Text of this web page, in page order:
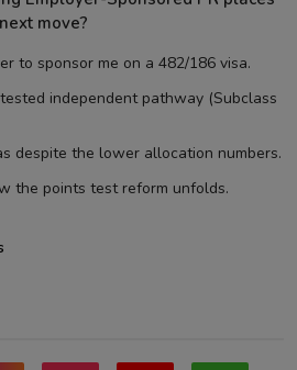
move?
to sponsor me on a 482/186 visa.
independent pathway (Subclass
despite the lower allocation numbers.
the points test reform unfolds.